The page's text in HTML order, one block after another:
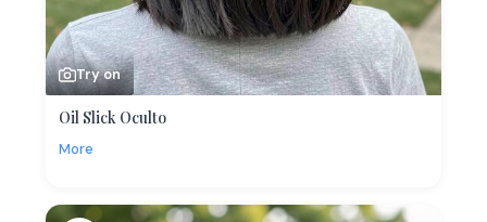
Try on
Oil Slick Oculto
More